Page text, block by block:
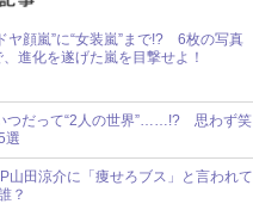
ヤ顔嵐”に“女装嵐”まで!? 6枚の写真
、進化を遂げた嵐を目撃せよ！
つだって“2人の世界”……!? 思わず笑
選
山田涼介に「痩せろブス」と言われて
？